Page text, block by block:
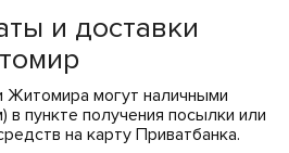
и доставки
Житомира могут наличными
пункте получения посылки или
на карту Приватбанка.